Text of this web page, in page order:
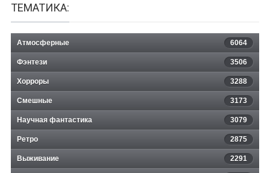
ТЕМАТИКА:
Атмосферные 6064
Фэнтези 3506
Хорроры 3288
Смешные 3173
Научная фантастика 3079
Ретро 2875
Выживание 2291